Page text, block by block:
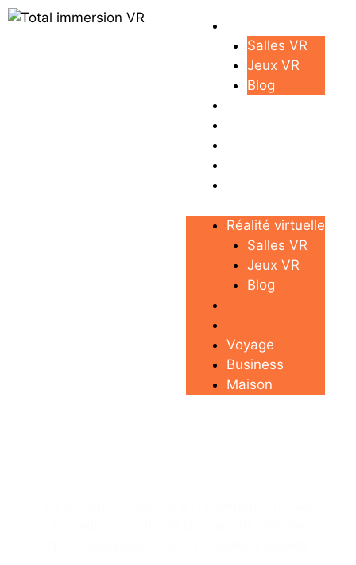
Salles VR
Jeux VR
Blog
Réalité virtuelle
Salles VR
Jeux VR
Blog
Voyage
Business
Maison